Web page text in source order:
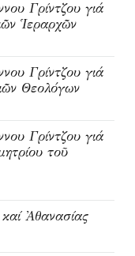
Γρίντζου γιά
Ἱεραρχῶν
Γρίντζου γιά
Θεολόγων
Γρίντζου γιά
τοῦ
Ἀθανασίας